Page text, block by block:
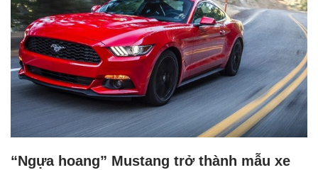
“Ngựa hoang” Mustang trở thành mẫu xe